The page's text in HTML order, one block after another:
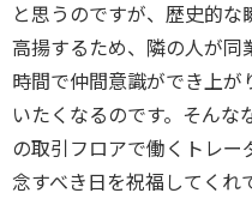
と思うのですが、歴史的
高揚するため、隣の人が同
時間で仲間意識ができ上が
いたくなるのです。そんな
の取引フロアで働くトレ
念すべき日を祝福してくれ